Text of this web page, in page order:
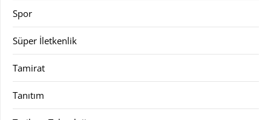
Spor
Süper İletkenlik
Tamirat
Tanıtım